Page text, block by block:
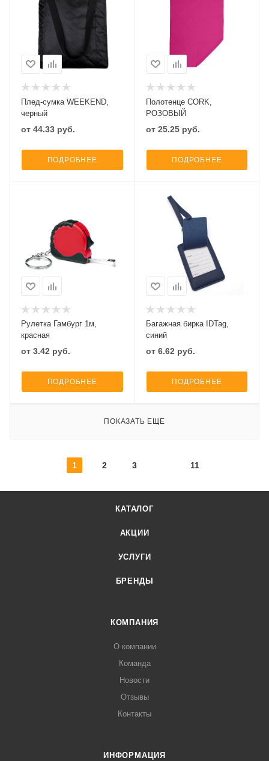
Плед-сумка WEEKEND,
черный
от 44.33 руб.
ПОДРОБНЕЕ
Полотенце CORK,
РОЗОВЫЙ
от 25.25руб.
ПОДРОБНЕЕ
Рулетка Гамбург 1м,
красная
от 3.42 руб.
ПОДРОБНЕЕ
Багажная бирка IDTag,
синий
от 6.62 руб.
ПОДРОБНЕЕ
ПОКАЗАТЬ ЕЩЕ
1 2 3 11
КАТАЛОГ
АКЦИИ
УСЛУГИ
БРЕНДЫ
КОМПАНИЯ
О компании
Команда
Новости
Отзывы
Контакты
ИНФОРМАЦИЯ